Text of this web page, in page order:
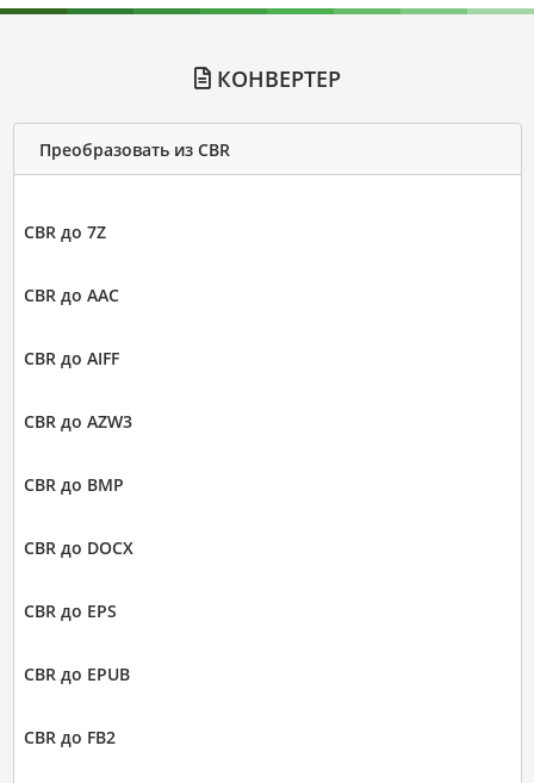
КОНВЕРТЕР
Преобразовать из CBR
CBR до 7Z
CBR до AAC
CBR до AIFF
CBR до AZW3
CBR до BMP
CBR до DOCX
CBR до EPS
CBR до EPUB
CBR до FB2